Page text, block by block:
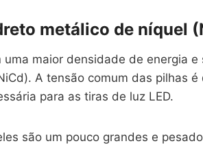
metálico de níquel
uma maior densidade de energia
A tensão comum das pilhas
para as tiras de luz LED.
são um pouco grandes e